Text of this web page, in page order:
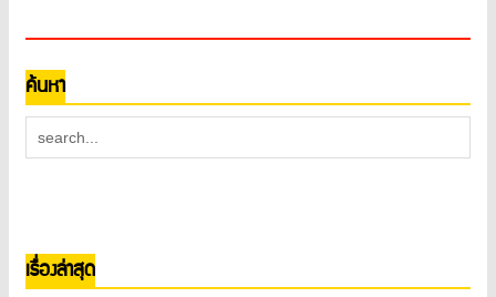
ค้นหา
เรื่องล่าสุด